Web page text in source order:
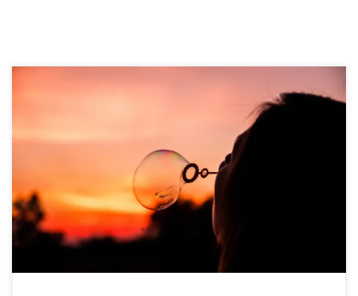
Sortie en 2002, pour pour faire connaître la convention
internationale des droits de l’enfant, cette chanson
d’Yves Duteil est reprise dans le film documentaire
Amour et châtiments de Michel Meignant et Mário
Viana. J’aime particulièrement la douceur des mélodies
d’Yves Duteil et de sa guitare, et quel que soit notre
[…]